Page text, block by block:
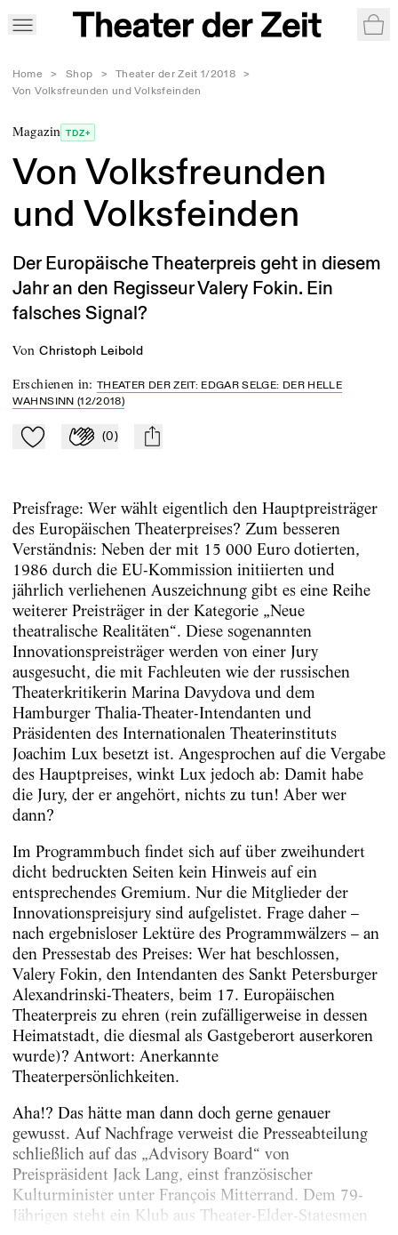
Home > Shop > Theater der Zeit 1/2018
>
Von Volksfreunden und Volksfeinden
Magazin TDZ+
Von Volksfreunden
und Volksfeinden
Der Europäische Theaterpreis geht in diesem
Jahr an den Regisseur Valery Fokin. Ein
falsches Signal?
von Christoph Leibold
Erschienen in:THEATER DER ZEIT: EDGAR SELGE: DER HELLE
WAHNSINN (12/2018)
Zu Mein-TdZ hinzufügen
Applaudieren
(0) mail
Preisfrage: Wer wählt eigentlich den Hauptpreisträger
des Europäischen Theaterpreises? Zum besseren
Verständnis: Neben der mit 15 000 Euro dotierten,
1986 durch die EU-Kommission initiierten und
jährlich verliehenen Auszeichnung gibt es eine Reihe
weiterer Preisträger in der Kategorie „Neue
theatralische Realitäten“. Diese sogenannten
Innovationspreisträger werden von einer Jury
ausgesucht, die mit Fachleuten wie der russischen
Theaterkritikerin Marina Davydova und dem
Hamburger Thalia-Theater-Intendanten und
Präsidenten des Internationalen Theaterinstituts
Joachim Lux besetzt ist. Angesprochen auf die Vergabe
des Hauptpreises, winkt Lux jedoch ab: Damit habe
die Jury, der er angehört, nichts zu tun! Aber wer
dann?
Im Programmbuch findet sich auf über zweihundert
dicht bedruckten Seiten kein Hinweis auf ein
entsprechendes Gremium. Nur die Mitglieder der
Innovationspreisjury sind aufgelistet. Frage daher –
nach ergebnisloser Lektüre des Programmwälzers – an
den Pressestab des Preises: Wer hat beschlossen,
Valery Fokin, den Intendanten des Sankt Petersburger
Alexandrinski-Theaters, beim 17. Europäischen
Theaterpreis zu ehren (rein zufälligerweise in dessen
Heimatstadt, die diesmal als Gastgeberort auserkoren
wurde)? Antwort: Anerkannte
Theaterpersönlichkeiten.
Aha!? Das hätte man dann doch gerne genauer
gewusst. Auf Nachfrage verweist die Presseabteilung
schließlich auf das „Advisory Board“ von
Preispräsident Jack Lang, einst französischer
Kulturminister unter François Mitterrand. Dem 79-
Jährigen steht ein Klub aus Theater-Elder-Statesmen